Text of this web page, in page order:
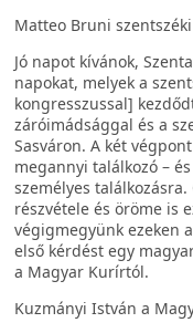
Matteo Bruni
Jó napot kívánok,
napokat, melyek a
kongresszussal]
záróimádsággal és a
Sasváron. A két
megannyi találkozó –
személyes
részvétele és öröme is
végigmegyünk ezeken
első kérdést egy
a Magyar Kurírtól.
Kuzmányi István a